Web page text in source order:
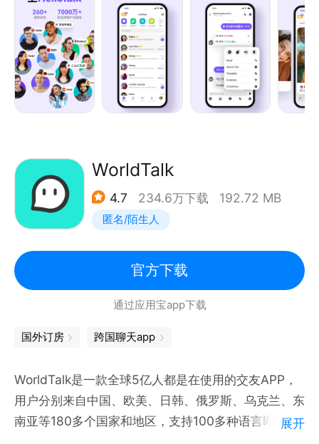
一个真实的语言学习环境，既能沉浸式的氛围中学习地
道的口语表达，又能交到志同道合的外国朋友。
HelloTalk到底有多好用？
► 与母语者自由畅聊
企，外贸，想通过流利的外语达到职场晋升的上班族，
在HelloTalk上都能找到符合你要求的语伴！
系统根据你的母语和语言水平进行智能匹配，还能通过
年龄、地域、性别等多维度筛选理想语伴。通过自带的
► 沉浸式多人语聊房
如果你选择的是学英语，那你看到的每个语聊房里，都
汇集了世界各地学英语的伙伴们以及英语母语者们，一
达人十分友好。大家因兴趣相聚，可以自由的表达自
己，分享生活。在培养语感的同时，学习地道语言表达
技巧。实测真的会上瘾！
WorldTalk
4.7 234.6万下载 192.72 MB
匿名/陌生人
官方下载
通过应用宝app下载
国外订房 跨国聊天app
WorldTalk是一款全球5亿人都是在使用的交友APP，
用户分别来自中国、欧美、日韩、俄罗斯、乌克兰、东
南亚等180多个国家和地区，支持100多种语言即时翻
展开